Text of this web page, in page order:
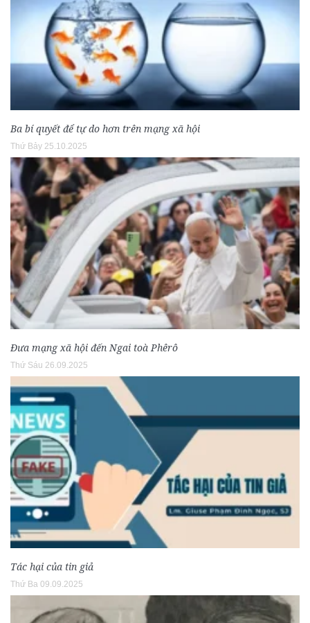
Ba bí quyết để tự do hơn trên mạng xã hội
Thứ Bảy 25.10.2025
Đưa mạng xã hội đến Ngai toà Phêrô
Thứ Sáu 26.09.2025
Tác hại của tin giả
Thứ Ba 09.09.2025